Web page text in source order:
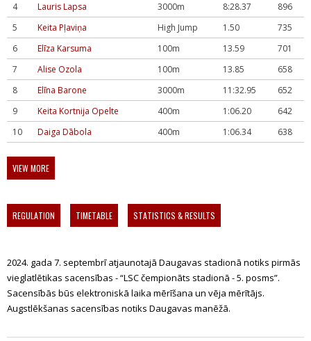
4
Lauris Lapsa 3000m 8:28.37
896
5
Keita Pļaviņa High Jump 1.50
735
6
Elīza Karsuma 100m 13.59
701
7
Alise Ozola 100m 13.85
658
8
Elīna Barone 3000m 11:32.95
652
9
Keita Kortnija Opelte 400m 1:06.20
642
10
Daiga Dābola 400m 1:06.34 638
VIEW MORE
REGULATION TIMETABLE STATISTICS & RESULTS
2024. gada 7. septembrī atjaunotajā Daugavas stadionā notiks pirmās
vieglatlētikas sacensības - “LSC čempionāts stadionā - 5. posms”.
Sacensībās būs elektroniskā laika mērīšana un vēja mērītājs.
Augstlēkšanas sacensības notiks Daugavas manēžā.